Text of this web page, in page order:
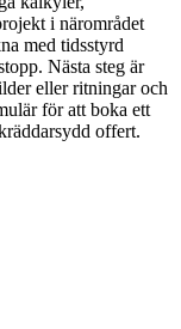
i närområdet
med tidsstyrd
Nästa steg är
eller ritningar och
för att boka ett
offert.